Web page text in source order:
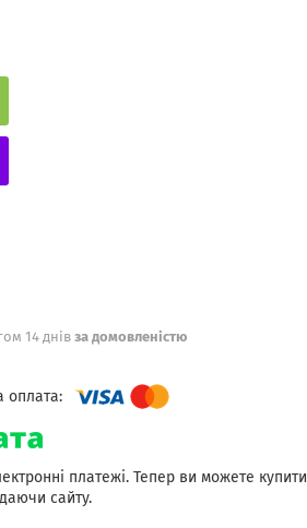
14 днів за домовленістю
платежі. Тепер ви можете купити
сайту.